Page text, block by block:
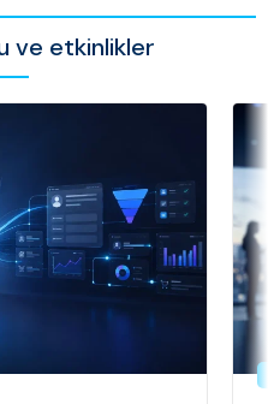
ve etkinlikler